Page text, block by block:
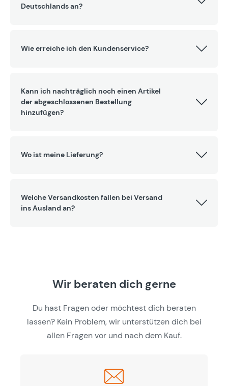
Deutschlands an?
Wie erreiche ich den Kundenservice?
Kann ich nachträglich noch einen Artikel
der abgeschlossenen Bestellung
hinzufügen?
Wo ist meine Lieferung?
Welche Versandkosten fallen bei Versand
ins Ausland an?
Wir beraten dich gerne
Du hast Fragen oder möchtest dich beraten
lassen? Kein Problem, wir unterstützen dich bei
allen Fragen vor und nach dem Kauf.